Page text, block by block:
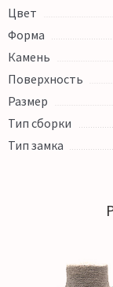
Цвет
Форма
Камень
Поверхность
Размер
Тип сборки
Тип замка